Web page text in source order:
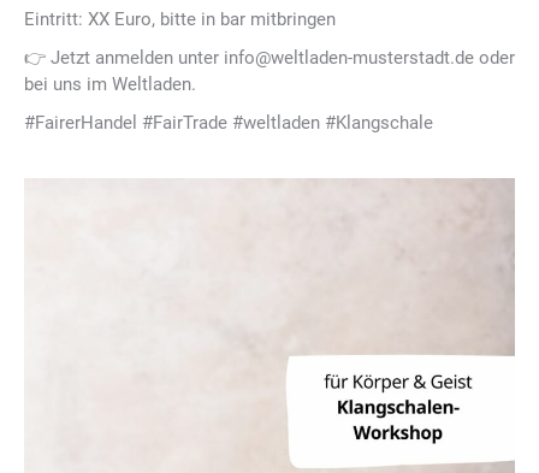
Eintritt: XX Euro, bitte in bar mitbringen
👉 Jetzt anmelden unter info@weltladen-musterstadt.de oder
bei uns im Weltladen.
#FairerHandel #FairTrade #weltladen #Klangschale